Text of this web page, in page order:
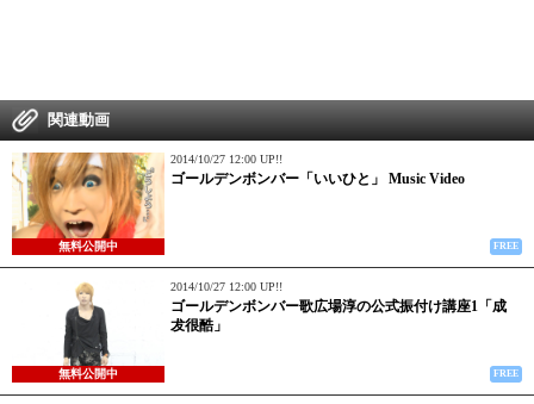
関連動画
無料公開中
2014/10/27 12:00 UP!!
ゴールデンボンバー「いいひと」 Music Video
FREE
無料公開中
2014/10/27 12:00 UP!!
ゴールデンボンバー歌広場淳の公式振付け講座1「成
犮很酷」
FREE